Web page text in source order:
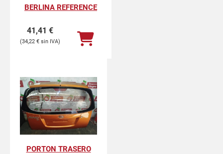
BERLINA REFERENCE
41,41 €
34,22 €
PORTON TRASERO